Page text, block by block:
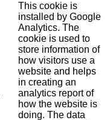
This cookie is
installed by Google
Analytics. The
cookie is used to
store information of
how visitors use a
website and helps
in creating an
analytics report of
how the website is
doing. The data